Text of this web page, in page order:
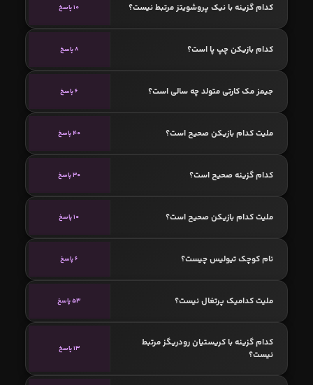
کدام گزینه با نیک پروشویتز مرتبط نیست؟ 10 پاسخ
کدام بازیکن چپ پا است؟ 8 پاسخ
جیمز مک کارتی متولد چه سالی است؟ 6 پاسخ
ملیت کدام بازیکن صحیح است؟ 40 پاسخ
کدام گزینه صحیح است؟ 30 پاسخ
ملیت کدام بازیکن صحیح است؟ 10 پاسخ
نام کوچک تیولیس چیست؟ 6 پاسخ
ملیت کدامیک پرتغال نیست؟ 53 پاسخ
کدام گزینه با کریستیان رودریگز مرتبط
نیست؟
13 پاسخ